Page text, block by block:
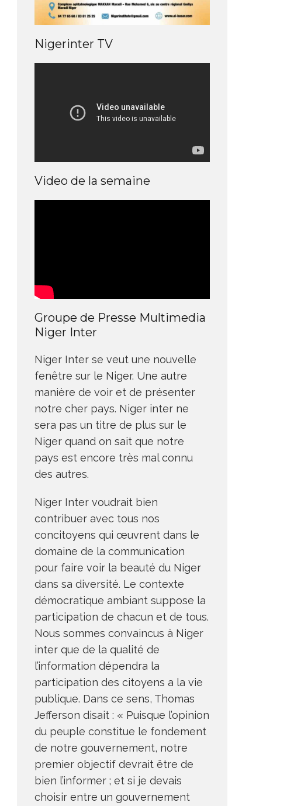
Nigerinter TV
Video de la semaine
Groupe de Presse Multimedia
Niger Inter
Niger Inter se veut une nouvelle
fenêtre sur le Niger. Une autre
manière de voir et de présenter
notre cher pays. Niger inter ne
sera pas un titre de plus sur le
Niger quand on sait que notre
pays est encore très mal connu
des autres.
Niger Inter voudrait bien
contribuer avec tous nos
concitoyens qui œuvrent dans le
domaine de la communication
pour faire voir la beauté du Niger
dans sa diversité. Le contexte
démocratique ambiant suppose la
participation de chacun et de tous.
Nous sommes convaincus à Niger
inter que de la qualité de
l’information dépendra la
participation des citoyens a la vie
publique. Dans ce sens, Thomas
Jefferson disait : « Puisque l’opinion
du peuple constitue le fondement
de notre gouvernement, notre
premier objectif devrait être de
bien l’informer ; et si je devais
choisir entre un gouvernement